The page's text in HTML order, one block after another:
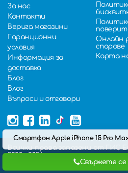
Смартфон Apple iPhone 15 Pro
За нас
Контакти
Верига магазини
Гаранционни
условия
Информация за
доставка
Блог
Влог
Въпроси и отговори
Онлайн
спорове
Карта
Всички права запазени от ГИС
2000 - 2026,
Изработка на онлайн магазин:
Свържете се